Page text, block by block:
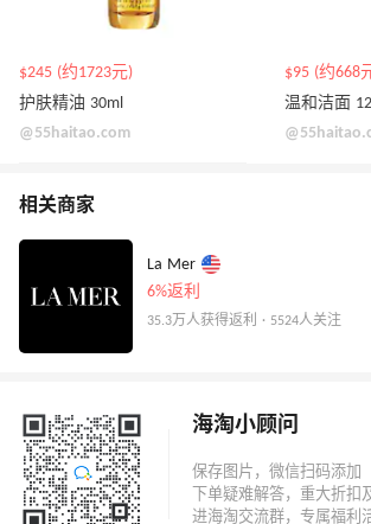
$245 (约1723元)
护肤精油 30ml
@55haitao.com
$95 (约668
温和洁面
相关商家
La Mer
6%返利
35.3万人获得返利 · 5524人关注
海淘小顾问